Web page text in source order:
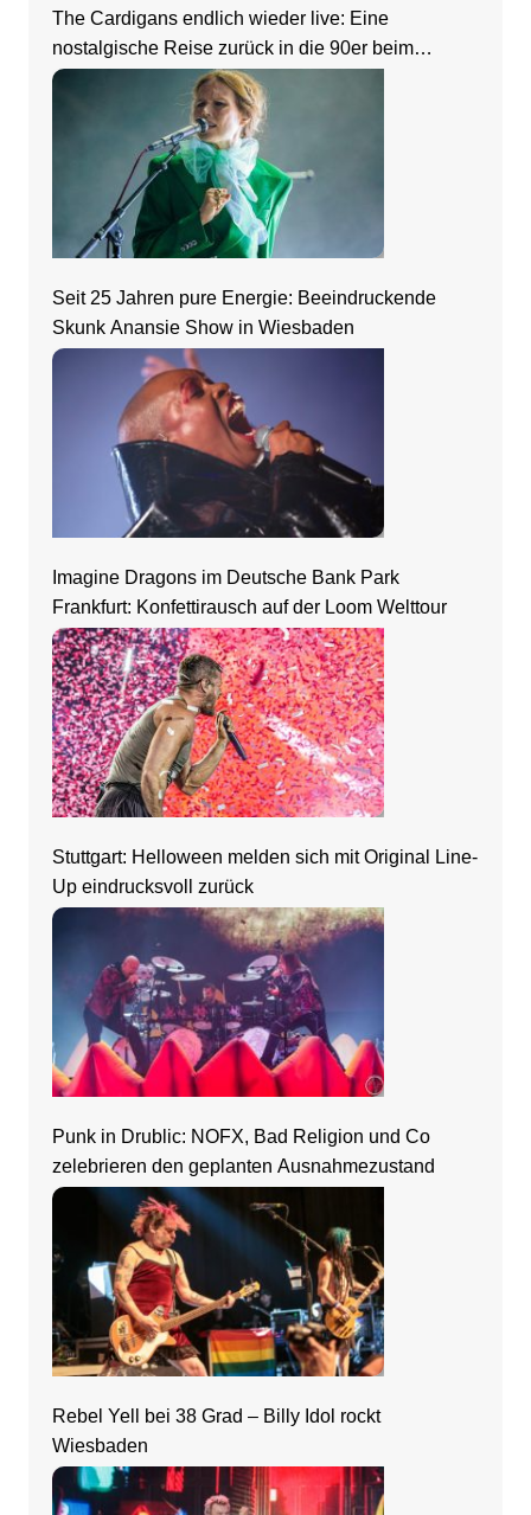
The Cardigans endlich wieder live: Eine
nostalgische Reise zurück in die 90er beim
Zeltfestival Rhein-Neckar
Seit 25 Jahren pure Energie: Beeindruckende
Skunk Anansie Show in Wiesbaden
Imagine Dragons im Deutsche Bank Park
Frankfurt: Konfettirausch auf der Loom Welttour
Stuttgart: Helloween melden sich mit Original Line-
Up eindrucksvoll zurück
Punk in Drublic: NOFX, Bad Religion und Co
zelebrieren den geplanten Ausnahmezustand
Rebel Yell bei 38 Grad – Billy Idol rockt
Wiesbaden